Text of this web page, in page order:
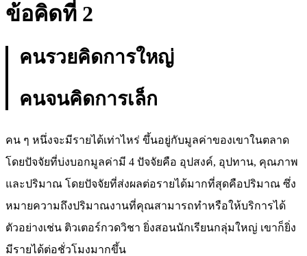
ข้อคิดที่ 2
คนรวยคิดการใหญ่
คนจนคิดการเล็ก
คน ๆ หนึ่งจะมีรายได้เท่าไหร่ ขึ้นอยู่กับมูลค่าของเขาในตลาด
โดยปัจจัยที่บ่งบอกมูลค่ามี 4 ปัจจัยคือ อุปสงค์, อุปทาน, คุณภาพ
และปริมาณ โดยปัจจัยที่ส่งผลต่อรายได้มากที่สุดคือปริมาณ ซึ่ง
หมายความถึงปริมาณงานที่คุณสามารถทำหรือให้บริการได้
ตัวอย่างเช่น ติวเตอร์กวดวิชา ยิ่งสอนนักเรียนกลุ่มใหญ่ เขาก็ยิ่ง
มีรายได้ต่อชั่วโมงมากขึ้น